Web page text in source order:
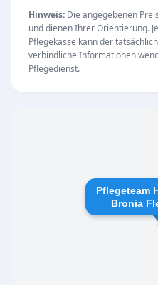
Mensch mit seinen
gesundheitlichen und
Beeinträchtigungen.
nicht nur ein
schenken, sondern
Professionelle
medizinische
Einfühlsame Alten-
Hinweis: Die angegebenen
und dienen Ihrer Orientierung.
Pflegekasse kann der
verbindliche Informationen
Pflegedienst.
Pflegeteam
Bronia